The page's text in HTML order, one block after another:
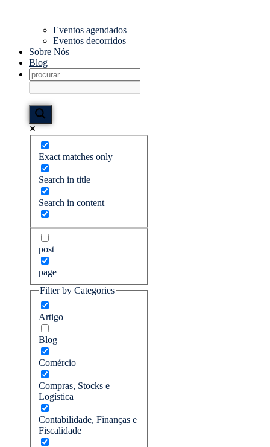
Eventos agendados
Eventos decorridos
Sobre Nós
Blog
Exact matches only
Search in title
Search in content
post
page
Filter by Categories
Artigo
Blog
Comércio
Compras, Stocks e
Logística
Contabilidade, Finanças e
Fiscalidade